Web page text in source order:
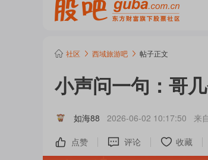
社区 西域旅游吧 帖子正文
小声问一句：哥
如海88 2026-06-02 10:17:50 来
点赞
评论 收藏